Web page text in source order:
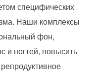
специфических
Наши комплексы
фон,
и ногтей, повысить